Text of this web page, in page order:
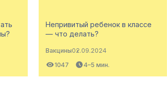
Непривитый ребенок в классе
— что делать?
Вакцины02.09.2024
1047
4–5 мин.